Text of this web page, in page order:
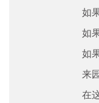
如
如
如
来
在